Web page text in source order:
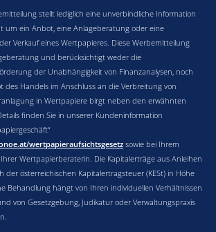
stellt lediglich eine unverbindliche Information
um ein Anbot, eine Anlageberatung oder eine
Verkauf eines Wertpapieres. Diese Werbemitteilung
und berücksichtigt weder die
der Unabhängigkeit von Finanzanalysen, noch
des Handels im Anschluss an die Verbreitung von
in Wertpapiere birgt neben den erwähnten
finden Sie in unserer Kundeninformation
wertpapieraufsichtsgesetz sowie bei Ihrem
Wertpapierberaterin. Die Kapitalerträge aus Anleihen
der österreichischen Kapitalertragsteuer (KESt) in Höhe
Behandlung hängt von Ihren individuellen Verhältnissen
von Gesetzgebung, Judikatur oder Verwaltungspraxis